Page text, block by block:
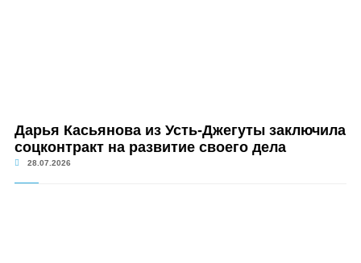
Дарья Касьянова из Усть-Джегуты заключила
соцконтракт на развитие своего дела
28.07.2026